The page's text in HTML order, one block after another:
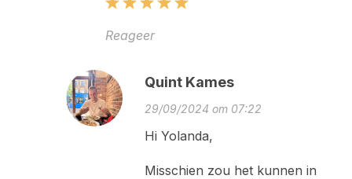
Reageer
Quint Kames
29/09/2024 om 07:22
Hi Yolanda,
Misschien zou het kunnen in